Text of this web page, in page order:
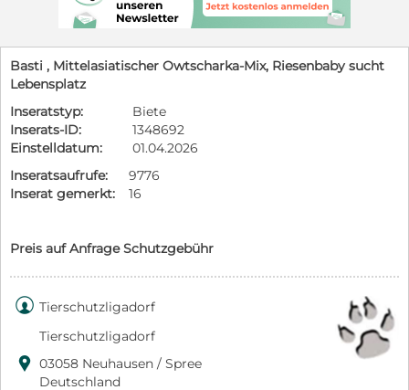
Basti , Mittelasiatischer Owtscharka-Mix, Riesenbaby sucht
Lebensplatz
Inseratstyp:
Biete
Inserats-ID:
1348692
Einstelldatum:
01.04.2026
Inseratsaufrufe:
9776
Inserat gemerkt:
16
Preis auf Anfrage Schutzgebühr
 Tierschutzligadorf
Tierschutzligadorf
 03058 Neuhausen / Spree
Deutschland